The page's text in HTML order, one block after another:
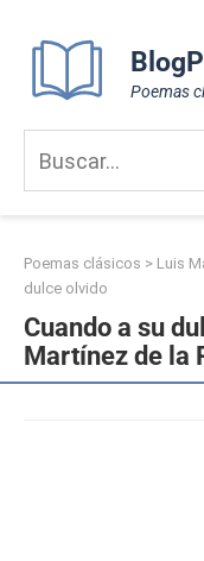
content
Poemas
Poemas clásicos > Luis
dulce olvido
Cuando a su
Martínez de la